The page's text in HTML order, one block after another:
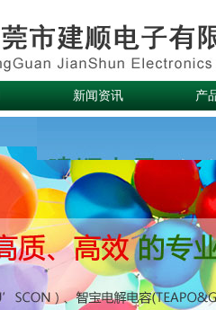
新闻资讯 产